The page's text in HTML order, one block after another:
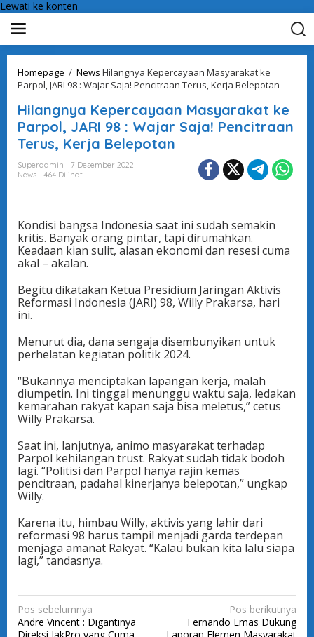
Lewati ke konten
Homepage / News Hilangnya Kepercayaan Masyarakat ke
Parpol, JARI 98 : Wajar Saja! Pencitraan Terus, Kerja Belepotan
Hilangnya Kepercayaan Masyarakat ke
Parpol, JARI 98 : Wajar Saja! Pencitraan
Terus, Kerja Belepotan
Superadmin
7 Desember 2022
News
464 Dilihat
Kondisi bangsa Indonesia saat ini sudah semakin
kritis. Banyak orang pintar, tapi dirumahkan.
Keadaan kian sulit, alasan ekonomi dan resesi cuma
akal – akalan.
Begitu dikatakan Ketua Presidium Jaringan Aktivis
Reformasi Indonesia (JARI) 98, Willy Prakarsa, hari
ini.
Menurut dia, dana sengaja disembunyikan untuk
perhelatan kegiatan politik 2024.
“Bukannya menciptakan lapangan kerja, malah
diumpetin. Ini tinggal menunggu waktu saja, ledakan
kemarahan rakyat kapan saja bisa meletus,” cetus
Willy Prakarsa.
Saat ini, lanjutnya, animo masyarakat terhadap
Parpol kehilangan trust. Rakyat sudah tidak bodoh
lagi. “Politisi dan Parpol hanya rajin kemas
pencitraan, padahal kinerjanya belepotan,” ungkap
Willy.
Karena itu, himbau Willy, aktivis yang lahir dari
reformasi 98 harus tampil menjadi garda terdepan
menjaga amanat Rakyat. “Kalau bukan kita lalu siapa
lagi,” tandasnya.
N
a
Pos sebelumnya
Andre Vincent : Digantinya
Pos berikutnya
Fernando Emas Dukung